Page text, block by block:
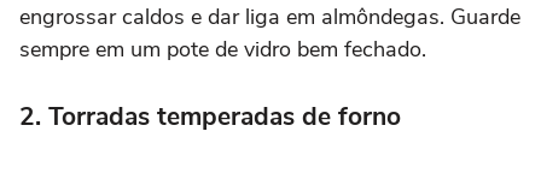
engrossar caldos e dar liga em almôndegas. Guarde
sempre em um pote de vidro bem fechado.
2. Torradas temperadas de forno